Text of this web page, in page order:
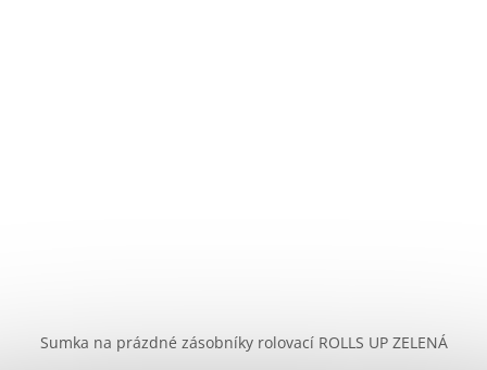
Sumka na prázdné zásobníky rolovací ROLLS UP ZELENÁ